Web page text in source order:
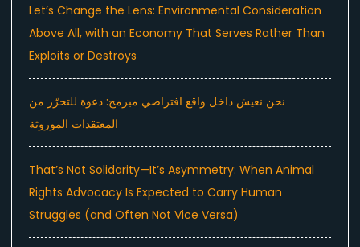
Let’s Change the Lens: Environmental Consideration
Above All, with an Economy That Serves Rather Than
Exploits or Destroys
نحن نعيش داخل واقع افتراضي مبرمج: دعوة للتحرّر من
المعتقدات الموروثة
That’s Not Solidarity—It’s Asymmetry: When Animal
Rights Advocacy Is Expected to Carry Human
Struggles (and Often Not Vice Versa)